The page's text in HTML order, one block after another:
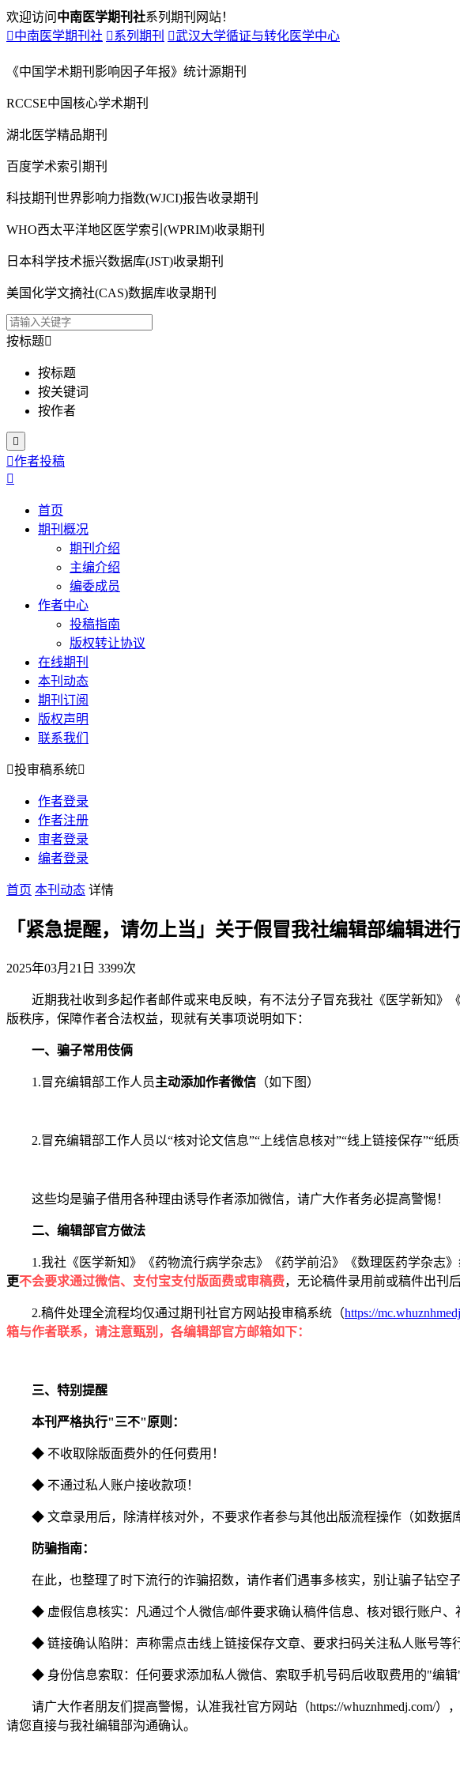
欢迎访问 中南医学期刊社系列期刊网站！
中南医学期刊社 系列期刊 武汉大学循证与转化医学中心
《中国学术期刊影响因子年报》统计源期刊
RCCSE中国核心学术期刊
湖北医学精品期刊
百度学术索引期刊
科技期刊世界影响力指数(WJCI)报告收录期刊
WHO西太平洋地区医学索引(WPRIM)收录期刊
日本科学技术振兴数据库(JST)收录期刊
美国化学文摘社(CAS)数据库收录期刊
按标题
按标题
按关键词
按作者

作者投稿

首页
期刊概况
期刊介绍
主编介绍
编委成员
作者中心
投稿指南
版权转让协议
在线期刊
本刊动态
期刊订阅
版权声明
联系我们
投审稿系统
作者登录
作者注册
审者登录
编者登录
首页 本刊动态 详情
「紧急提醒，请勿上当」关于假冒我社编辑部编辑进
2025年03月21日 3399次
近期我社收到多起作者邮件或来电反映，有不法分子冒充我社《医学新知
版秩序，保障作者合法权益，现就有关事项说明如下：
一、骗子常用伎俩
1.冒充编辑部工作人员主动添加作者微信 （如下图）
2.冒充编辑部工作人员以“核对论文信息”“上线信息核对”“线上链接保存”“纸
这些均是骗子借用各种理由诱导作者添加微信，请广大作者务必提高警惕！
二、编辑部官方做法
1.我社《医学新知》《药物流行病学杂志》《药学前沿》《数理医药学杂志
更不会要求通过微信、支付宝支付版面费或审稿费，无论稿件录用前或稿件出刊后
2.稿件处理全流程均仅通过期刊社官方网站投审稿系统（https://
箱与作者联系，请注意甄别，各编辑部官方邮箱如下：
三、特别提醒
本刊严格执行"三不"原则：
◆ 不收取除版面费外的任何费用！
◆ 不通过私人账户接收款项！
◆ 文章录用后，除清样核对外，不要求作者参与其他出版流程操作（如数据
防骗指南：
在此，也整理了时下流行的诈骗招数，请作者们遇事多核实，别让骗子钻空子
◆ 虚假信息核实：凡通过个人微信/邮件要求确认稿件信息、核对银行账户、
◆ 链接确认陷阱：声称需点击线上链接保存文章、要求扫码关注私人账号等
◆ 身份信息索取：任何要求添加私人微信、索取手机号码后收取费用的"编辑
请广大作者朋友们提高警惕，认准我社官方网站（https://whuznhmedj.com/
请您直接与我社编辑部沟通确认。